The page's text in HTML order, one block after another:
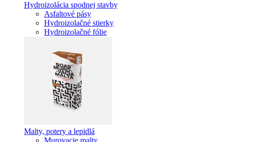
Hydroizolácia spodnej stavby
Asfaltové pásy
Hydroizolačné stierky
Hydroizolačné fólie
Malty, potery a lepidlá
Murovacie malty